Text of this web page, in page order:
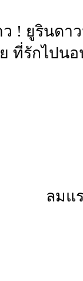
ว ! ยูรินดา
ที่รักไปน
ลมแ